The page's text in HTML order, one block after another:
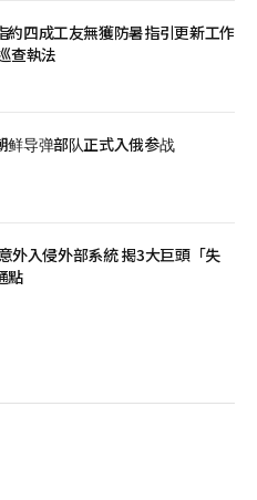
四成工友無獲防暑指引更新工作
查執法
鲜导弹部队正式入俄参战
外入侵外部系統 揭3大巨頭「失
點